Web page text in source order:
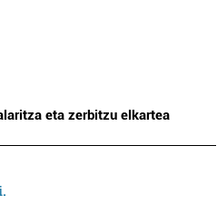
eta zerbitzu elkartea